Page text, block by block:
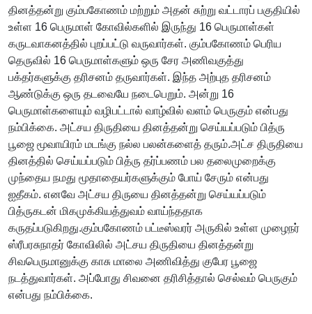
தினத்தன்று கும்பகோணம் மற்றும் அதன் சுற்று வட்டாரப் பகுதியில்
உள்ள 16 பெருமாள் கோவில்களில் இருந்து 16 பெருமாள்கள்
கருடவாகனத்தில் புறப்பட்டு வருவார்கள். கும்பகோணம் பெரிய
தெருவில் 16 பெருமாள்களும் ஒரு சேர அணிவகுத்து
பக்தர்களுக்கு தரிசனம் தருவார்கள். இந்த அற்புத தரிசனம்
ஆண்டுக்கு ஒரு தடவையே நடைபெறும். அன்று 16
பெருமாள்களையும் வழிபட்டால் வாழ்வில் வளம் பெருகும் என்பது
நம்பிக்கை. அட்சய திருதியை தினத்தன்று செய்யப்படும் பித்ரு
பூஜை மூவாயிரம் மடங்கு நல்ல பலன்களைத் தரும்.அட்ச திருதியை
தினத்தில் செய்யப்படும் பித்ரு தர்ப்பணம் பல தலைமுறைக்கு
முந்தைய நமது மூதாதையர்களுக்கும் போய் சேரும் என்பது
ஐதீகம். எனவே அட்சய திருயை தினத்தன்று செய்யப்படும்
பித்ருகடன் மிகமுக்கியத்துவம் வாய்ந்ததாக
கருதப்படுகிறது.கும்பகோணம் பட்டீஸ்வரர் அருகில் உள்ள முழைநர்
ஸ்ரீபரசுநாதர் கோவிலில் அட்சய திருதியை தினத்தன்று
சிவபெருமானுக்கு காசு மாலை அணிவித்து குபேர பூஜை
நடத்துவார்கள். அப்போது சிவனை தரிசித்தால் செல்வம் பெருகும்
என்பது நம்பிக்கை.